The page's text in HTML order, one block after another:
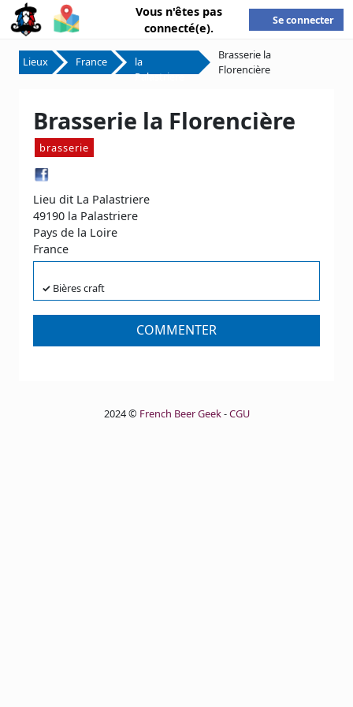
Vous n'êtes pas
connecté(e).
Se connecter
Lieux France
la
Palastriere
Brasserie la
Florencière
Brasserie la Florencière
brasserie
Lieu dit La Palastriere
49190 la Palastriere
Pays de la Loire
France
✓ Bières craft
COMMENTER
2024 © French Beer Geek-CGU